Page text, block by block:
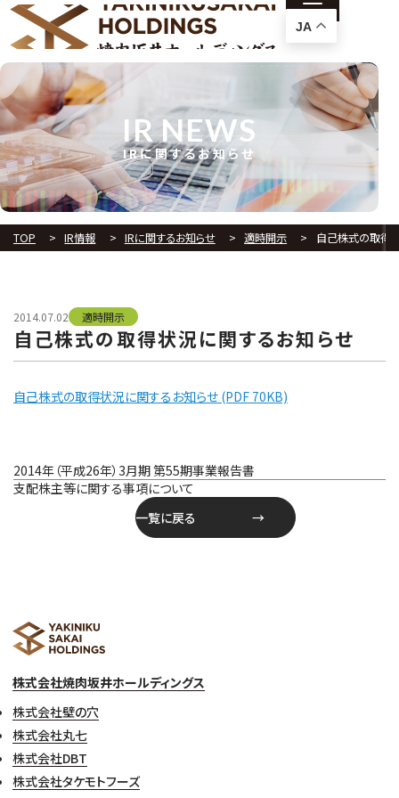
IRに関するお知らせ
IR NEWS
TOP IR情報 IRに関するお知らせ 適時開示 自己株式の取得
2014.07.02 適時開示
自己株式の取得状況に関するお知らせ
自己株式の取得状況に関するお知らせ (PDF 70KB)
投
稿
2014年（平成26年）3月期 第55期事業報告書
支配株主等に関する事項について
一覧に戻る
株式会社焼肉坂井ホールディングス
株式会社壁の穴
株式会社丸七
株式会社DBT
株式会社タケモトフーズ
JA